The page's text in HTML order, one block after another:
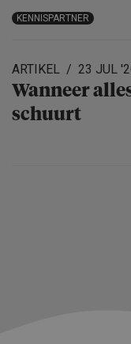
KENNISPARTNER
ARTIKEL 23 JUL
Wanneer
schuurt